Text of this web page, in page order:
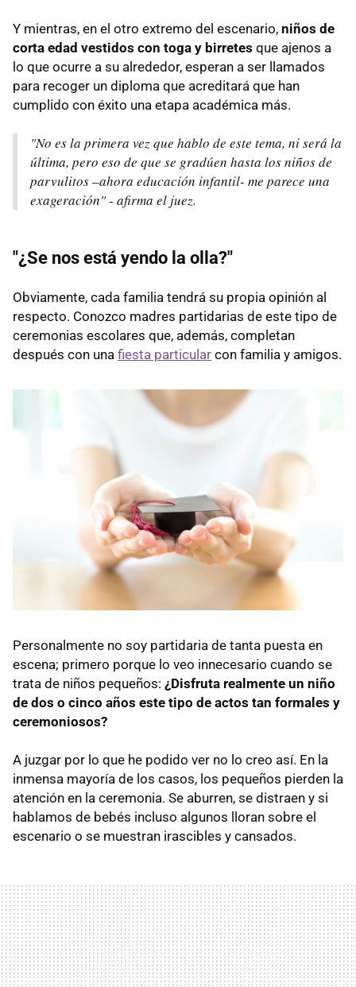
Y mientras, en el otro extremo del escenario, niños de
corta edad vestidos con toga y birretes que ajenos a
lo que ocurre a su alrededor, esperan a ser llamados
para recoger un diploma que acreditará que han
cumplido con éxito una etapa académica más.
"No es la primera vez que hablo de este tema, ni será la
última, pero eso de que se gradúen hasta los niños de
parvulitos –ahora educación infantil- me parece una
exageración" - afirma el juez.
"¿Se nos está yendo la olla?"
Obviamente, cada familia tendrá su propia opinión al
respecto. Conozco madres partidarias de este tipo de
ceremonias escolares que, además, completan
después con una fiesta particular con familia y amigos.
Personalmente no soy partidaria de tanta puesta en
escena; primero porque lo veo innecesario cuando se
trata de niños pequeños: ¿Disfruta realmente un niño
de dos o cinco años este tipo de actos tan formales y
ceremoniosos?
A juzgar por lo que he podido ver no lo creo así. En la
inmensa mayoría de los casos, los pequeños pierden la
atención en la ceremonia. Se aburren, se distraen y si
hablamos de bebés incluso algunos lloran sobre el
escenario o se muestran irascibles y cansados.